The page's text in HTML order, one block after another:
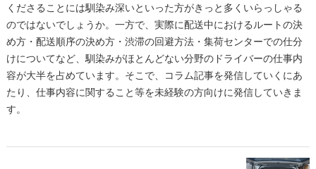
くださることには馴染み深いといった方がきっと多くいらっしゃる
のではないでしょうか。一方で、実際に配送中におけるルートの決
め方・配送順序の決め方・渋滞の回避方法・集荷センターでの仕分
けについてなど、馴染みがほとんどない分野のドライバーの仕事内
容が大半を占めています。そこで、コラム記事を発信していくにあ
たり、仕事内容に関すること等を未経験の方向けに発信していきま
す。